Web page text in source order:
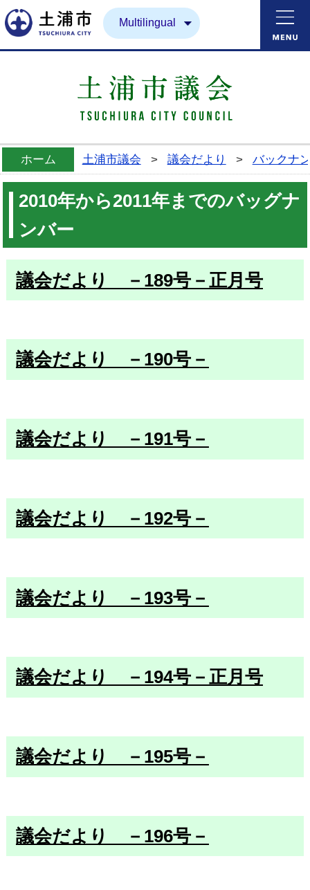
土浦市Multilingual
ホーム 土浦市議会 > 議会だより > バックナ
2010年から2011年までのバッグナ
ンバー
議会だより －189号－正月号
議会だより －190号－
議会だより －191号－
議会だより －192号－
議会だより －193号－
議会だより －194号－正月号
議会だより －195号－
議会だより －196号－